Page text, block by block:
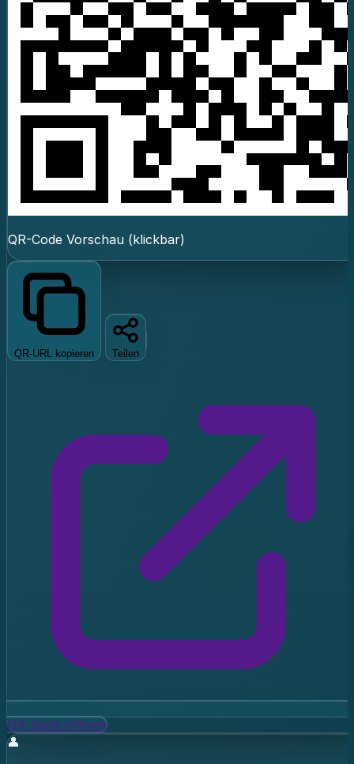
QR-Code Vorschau (klickbar)
QR-URL kopieren Teilen
QR-Seite öffnen
👤